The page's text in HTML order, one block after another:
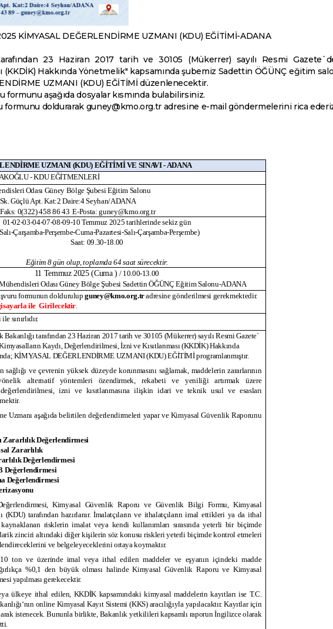
KİMYASAL DEĞERLENDİRME UZMANI (KDU) EĞİTİMİ-ADANA
23 Haziran 2017 tarih ve 30105 (Mükerrer) sayılı Resmi Gazete`de
(KKDİK) Hakkında Yönetmelik" kapsamında şubemiz Sadettin ÖĞÜNÇ eğitim
UZMANI (KDU) EĞİTİMİ düzenlenecektir.
aşağıda dosyalar kısmında bulabilirsiniz.
formunu doldurarak guney@kmo.org.tr adresine e-mail göndermelerini rica
UZMANI (KDU) EĞİTİMİ VE SINAVI - ADANA
- KDU EĞİTMENLERİ
Odası Güney Bölge Şubesi Eğitim Salonu
Güçlü Apt. Kat:2 Daire:4 Seyhan/ADANA
0(322) 458 86 43 E-Posta: guney@kmo.org.tr
01-02-03-04-07-08-09-10 Temmuz 2025 tarihlerinde sekiz gün
Çarşamba-Perşembe-Cuma-Pazartesi-Salı-Çarşamba-Perşembe)
Saat: 09.30-18.00
Eğitim 8 gün olup, toplamda 64 saat sürecektir.
11 Temmuz 2025 (Cuma ) / 10.00-13.00
Odası Güney Bölge Şubesi Sadettin ÖĞÜNÇ Eğitim Salonu-ADANA
formunun doldurulupguney@kmo.org.tradresine gönderilmesi gerekmektedir.
ile Girilecektir
sınırlıdır.
tarafından 23 Haziran 2017 tarih ve 30105 (Mükerrer) sayılı Resmi Gazete`
Kaydı, Değerlendirilmesi, İzni ve Kısıtlanması (KKDİK) Hakkında
KİMYASAL DEĞERLENDİRME UZMANI (KDU) EĞİTİMİ programlanmıştır.
sağlığı ve çevrenin yüksek düzeyde korunmasını sağlamak, maddelerin zararlarının
alternatif yöntemleri özendirmek, rekabeti ve yeniliği artırmak üzere
değerlendirilmesi, izni ve kısıtlanmasına ilişkin idari ve teknik usul ve esasları
Uzmanı aşağıda belirtilen değerlendirmeleri yapar ve Kimyasal Güvenlik Raporunu
Zararlılık Değerlendirmesi
Zararlılık
Değerlendirmesi
Değerlendirmesi
Değerlendirmesi
Kimyasal Güvenlik Raporu ve Güvenlik Bilgi Formu, Kimyasal
(KDU) tarafından hazırlanır. İmalatçıların ve ithalatçıların imal ettikleri ya da ithal
risklerin imalat veya kendi kullanımları sırasında yeterli bir biçimde
zinciri altındaki diğer kişilerin söz konusu riskleri yeterli biçimde kontrol etmeleri
ve belgeleyeceklerini ortaya koymaktır.
10 ton ve üzerinde imal veya ithal edilen maddeler ve eşyanın içindeki madde
%0,1 den büyük olması halinde Kimyasal Güvenlik Raporu ve Kimyasal
yapılması gerekecektir.
ülkeye ithal edilen, KKDİK kapsamındaki kimyasal maddelerin kayıtları ise T.C.
online Kimyasal Kayıt Sistemi (KKS) aracılığıyla yapılacaktır. Kayıtlar için
istenecek. Bununla birlikte, Bakanlık yetkilileri kapsamlı raporun İngilizce olarak